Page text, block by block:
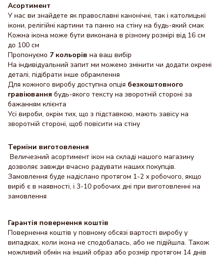
Асортимент
У нас ви знайдете як православні канонічні, так і католицькі
ікони, релігійні картини та панно на стіну на будь-який смак
Кожна ікона може бути виконана в різному розмірі від 16 см
до 100 см
Пропонуємо 7 кольорів на ваш вибір
На індивідуальний запит ми можемо змінити чи додати окремі
деталі, підібрати інше обрамлення
Для кожного виробу доступна опція безкоштовного
гравіювання будь-якого тексту на зворотній стороні за
бажанням клієнта
Усі вироби, окрім тих, що з підставкою, мають завісу на
зворотній стороні, щоб повісити на стіну
Терміни виготовлення
Величезний асортимент ікон на складі нашого магазину
дозволяє завжди вчасно радувати наших покупців.
Замовлення буде надіслано протягом 1-2 х робочого, якщо
виріб є в наявності, і 3-10 робочих дні при виготовленні на
замовлення
Гарантія повернення коштів
Повернення коштів у повному обсязі вартості виробу у
випадках, коли ікона не сподобалась, або не підійшла. Також
можливий обмін на інший образ або розмір протягом 14 днів